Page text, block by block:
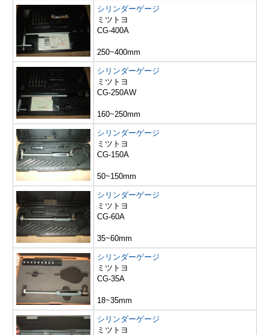
シリンダーゲージ
ミツトヨ
CG-400A
250~400mm
シリンダーゲージ
ミツトヨ
CG-250AW
160~250mm
シリンダーゲージ
ミツトヨ
CG-150A
50~150mm
シリンダーゲージ
ミツトヨ
CG-60A
35~60mm
シリンダーゲージ
ミツトヨ
CG-35A
18~35mm
シリンダーゲージ
ミツトヨ